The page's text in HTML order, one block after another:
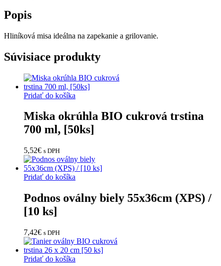
ks]
Popis
Hliníková misa ideálna na zapekanie a grilovanie.
Súvisiace produkty
Pridať do košíka
Miska okrúhla BIO cukrová trstina
700 ml, [50ks]
5,52€ s DPH
Pridať do košíka
Podnos oválny biely 55x36cm (XPS) /
[10 ks]
7,42€ s DPH
Pridať do košíka